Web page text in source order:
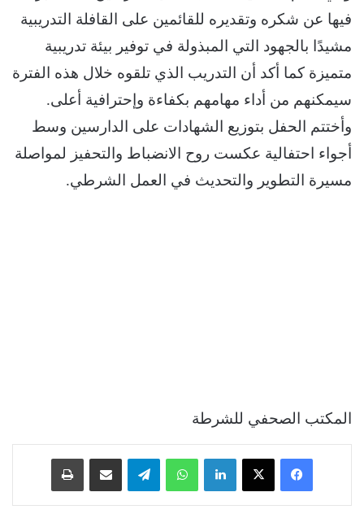
فيها عن شكره وتقديره للقائمين على القافلة التدريبية
مشيدًا بالجهود التي المبذولة في توفير بيئة تدريبية
متميزة كما أكد أن التدريب الذي تلقوه خلال هذه الفترة
سيمكنهم من أداء مهامهم بكفاءة وإحترافية أعلى.
وأختتم الحفل بتوزيع الشهادات على الدارسين وسط
أجواء احتفالية عكست روح الانضباط والتحفيز لمواصلة
مسيرة التطوير والتحديث في العمل الشرطي.
المكتب الصحفي للشرطة
فيسبوك ‫X لينكدإن واتساب تيلقرام